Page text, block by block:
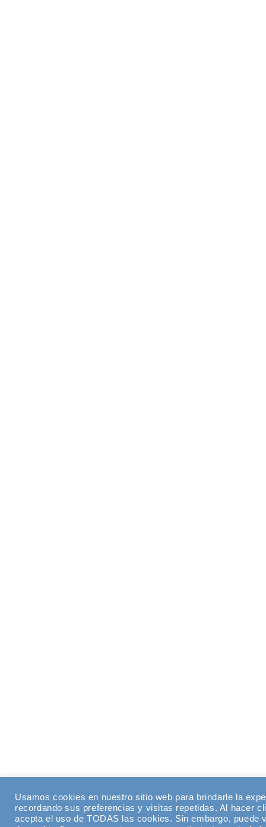
Usamos cookies en nuestro sitio web para brindarle la
recordando sus preferencias y visitas repetidas. Al hacer
acepta el uso de TODAS las cookies. Sin embargo, puede